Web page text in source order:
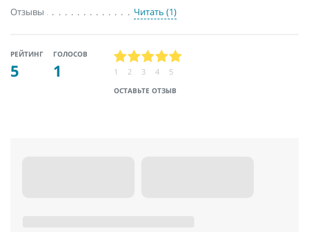
Отзывы
Читать (1)
РЕЙТИНГ
5
ГОЛОСОВ
1
ОСТАВЬТЕ ОТЗЫВ
1 2 3 4 5